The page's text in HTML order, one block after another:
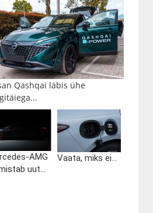
Qashqai läbis ühe
AMG
uut...
Vaata, miks ei...